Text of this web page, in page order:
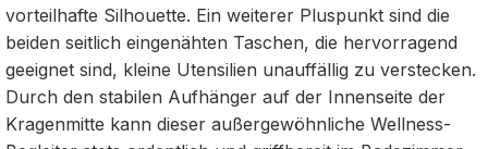
vorteilhafte Silhouette. Ein weiterer Pluspunkt sind die
beiden seitlich eingenähten Taschen, die hervorragend
geeignet sind, kleine Utensilien unauffällig zu verstecken.
Durch den stabilen Aufhänger auf der Innenseite der
Kragenmitte kann dieser außergewöhnliche Wellness-